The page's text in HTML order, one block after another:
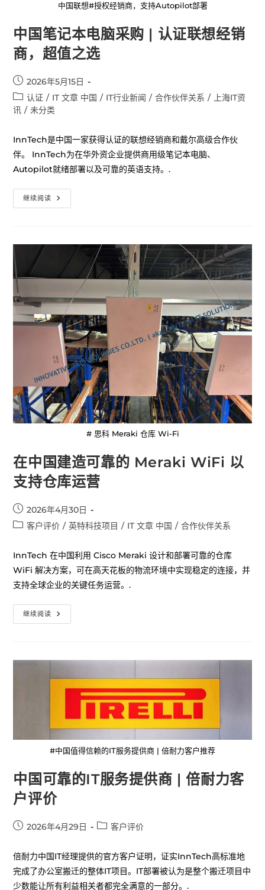
中国联想#授权经销商，支持Autopilot部署
中国笔记本电脑采购 | 认证联想经销
商，超值之选
2026年5月15日
认证 / IT 文章 中国 / IT行业新闻 / 合作伙伴关系 / 上海IT资
讯 / 未分类
InnTech是中国一家获得认证的联想经销商和戴尔高级合作伙
伴。 InnTech为在华外资企业提供商用级笔记本电脑、
Autopilot就绪部署以及可靠的英语支持。.
继续阅读
# 思科 Meraki 仓库 Wi-Fi
在中国建造可靠的 Meraki WiFi 以
支持仓库运营
2026年4月30日
客户评价 / 英特科技项目 / IT 文章 中国 / 合作伙伴关系
InnTech 在中国利用 Cisco Meraki 设计和部署可靠的仓库
WiFi 解决方案，可在高天花板的物流环境中实现稳定的连接，并
支持全球企业的关键任务运营。.
继续阅读
#中国值得信赖的IT服务提供商 | 倍耐力客户推荐
中国可靠的IT服务提供商 | 倍耐力客
户评价
2026年4月29日 客户评价
倍耐力中国IT经理提供的官方客户证明，证实InnTech高标准地
完成了办公室搬迁的整体IT项目。IT部署被认为是整个搬迁项目中
少数能让所有利益相关者都完全满意的一部分。.